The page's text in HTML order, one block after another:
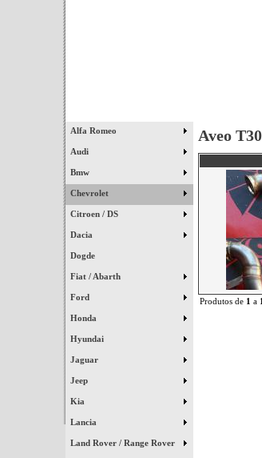
Alfa Romeo
Audi
Bmw
Chevrolet
Citroen / DS
Dacia
Dogde
Fiat / Abarth
Ford
Honda
Hyundai
Jaguar
Jeep
Kia
Lancia
Land Rover / Range Rover
Aveo
Produtos de 1 a 1